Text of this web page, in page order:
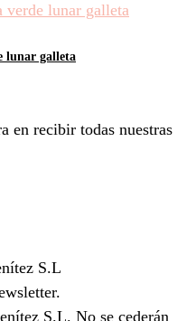
lunar galleta
en recibir todas nuestras
S.L
S.L. No se cederán